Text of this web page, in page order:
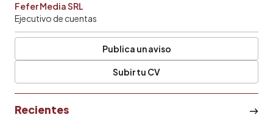
Fefer Media SRL
Ejecutivo de cuentas
Publica un aviso
Subir tu CV
Recientes